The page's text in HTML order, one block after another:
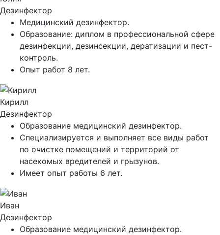
Дезинфектор
Медицинский дезинфектор.
Образование: диплом в профессиональной сфере
дезинфекции, дезинсекции, дератизации и пест-
контроль.
Опыт работ 8 лет.
Кирилл
Дезинфектор
Образование медицинский дезинфектор.
Специализируется и выполняет все виды работ
по очистке помещений и территорий от
насекомых вредителей и грызунов.
Имеет опыт работы 6 лет.
Иван
Дезинфектор
Образование медицинский дезинфектор.